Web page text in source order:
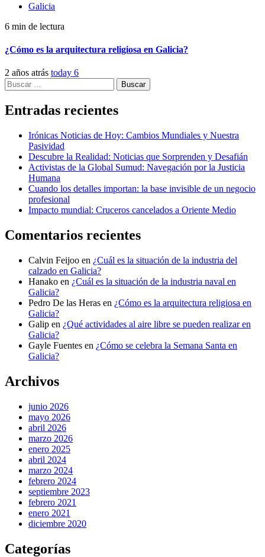
Galicia
6 min de lectura
¿Cómo es la arquitectura religiosa en Galicia?
2 años atrás today 6
Buscar:
Entradas recientes
Irónicas Noticias de Hoy: Cambios Mundiales y Nuestra
Pasividad
Descubre la Realidad: Noticias que Sorprenden y Desafián
Activistas de la Global Sumud: Navegación por la Justicia
Humana
Cuando los detalles importan: la base invisible de un negocio
profesional
Impacto mundial: Cruceros cancelados a Oriente Medio
Comentarios recientes
Calvin Feijoo en ¿Cuál es la situación de la industria del
calzado en Galicia?
Hanako en ¿Cuál es la situación de la industria naval en
Galicia?
Pedro De las Heras en ¿Cómo es la arquitectura religiosa en
Galicia?
Galip en ¿Qué actividades al aire libre se pueden realizar en
Galicia?
Gayle Fuentes en ¿Cómo se celebra la Semana Santa en
Galicia?
Archivos
junio 2026
mayo 2026
abril 2026
marzo 2026
enero 2025
abril 2024
marzo 2024
febrero 2024
septiembre 2023
febrero 2021
enero 2021
diciembre 2020
Categorías